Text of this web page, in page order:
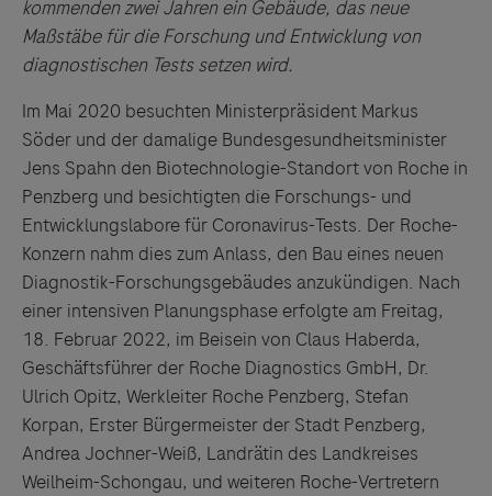
kommenden zwei Jahren ein Gebäude, das neue
Maßstäbe für die Forschung und Entwicklung von
diagnostischen Tests setzen wird.
Im Mai 2020 besuchten Ministerpräsident Markus
Söder und der damalige Bundesgesundheitsminister
Jens Spahn den Biotechnologie-Standort von Roche in
Penzberg und besichtigten die Forschungs- und
Entwicklungslabore für Coronavirus-Tests. Der Roche-
Konzern nahm dies zum Anlass, den Bau eines neuen
Diagnostik-Forschungsgebäudes anzukündigen. Nach
einer intensiven Planungsphase erfolgte am Freitag,
18. Februar 2022, im Beisein von Claus Haberda,
Geschäftsführer der Roche Diagnostics GmbH, Dr.
Ulrich Opitz, Werkleiter Roche Penzberg, Stefan
Korpan, Erster Bürgermeister der Stadt Penzberg,
Andrea Jochner-Weiß, Landrätin des Landkreises
Weilheim-Schongau, und weiteren Roche-Vertretern